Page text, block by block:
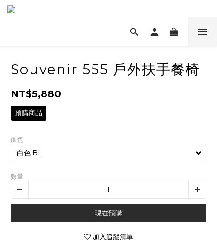
Souvenir 555 戶外扶手餐椅
NT$5,880
預購商品
顏色
數量
現在預購
加入追蹤清單